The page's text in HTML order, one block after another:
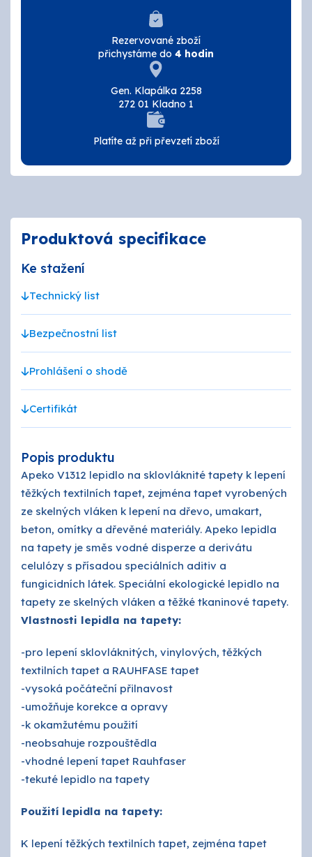
Rezervované zboží
přichystáme do 4 hodin
Gen. Klapálka 2258
272 01 Kladno 1
Platíte až při převzetí zboží
Produktová specifikace
Ke stažení
Technický list
Bezpečnostní list
Prohlášení o shodě
Certifikát
Popis produktu
Apeko V1312 lepidlo na sklovláknité tapety k lepení
těžkých textilních tapet, zejména tapet vyrobených
ze skelných vláken k lepení na dřevo, umakart,
beton, omítky a dřevěné materiály. Apeko lepidla
na tapety je směs vodné disperze a derivátu
celulózy s přísadou speciálních aditiv a
fungicidních látek. Speciální ekologické lepidlo na
tapety ze skelných vláken a těžké tkaninové tapety.
Vlastnosti lepidla na tapety:
-pro lepení sklovláknitých, vinylových, těžkých
textilních tapet a RAUHFASE tapet
-vysoká počáteční přilnavost
-umožňuje korekce a opravy
-k okamžutému použití
-neobsahuje rozpouštědla
-vhodné lepení tapet Rauhfaser
-tekuté lepidlo na tapety
Použití lepidla na tapety:
K lepení těžkých textilních tapet, zejména tapet